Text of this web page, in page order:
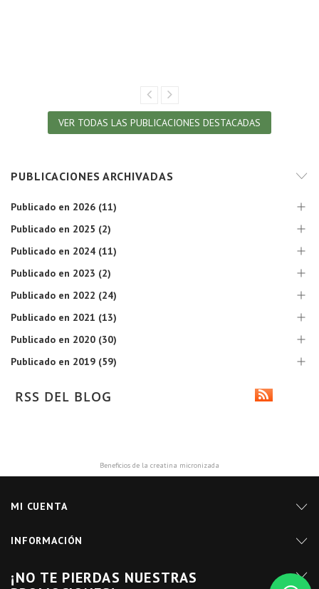
VER TODAS LAS PUBLICACIONES DESTACADAS
PUBLICACIONES ARCHIVADAS
Publicado en 2026 (11)
Publicado en 2025 (2)
Publicado en 2024 (11)
Publicado en 2023 (2)
Publicado en 2022 (24)
Publicado en 2021 (13)
Publicado en 2020 (30)
Publicado en 2019 (59)
RSS DEL BLOG
Beneficios de la creatina micronizada
MI CUENTA
INFORMACIÓN
¡NO TE PIERDAS NUESTRAS